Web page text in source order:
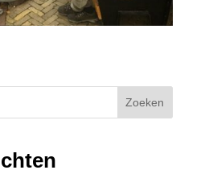
Zoeken